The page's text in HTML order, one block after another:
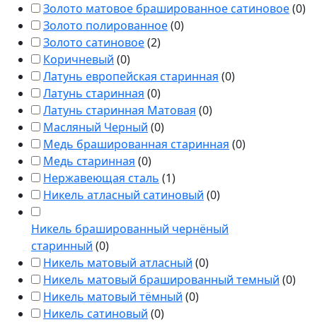
Золото матовое брашированное сатиновое(0)
Золото полированное(0)
Золото сатиновое(2)
Коричневый (0)
Латунь европейская старинная (0)
Латунь старинная (0)
Латунь старинная Матовая (0)
Масляный Черный (0)
Медь брашированная старинная (0)
Медь старинная (0)
Нержавеющая сталь (1)
Никель атласный сатиновый (0)
Никель брашированный чернёный
старинный (0)
Никель матовый атласный (0)
Никель матовый брашированный темный (0)
Никель матовый тёмный (0)
Никель сатиновый (0)